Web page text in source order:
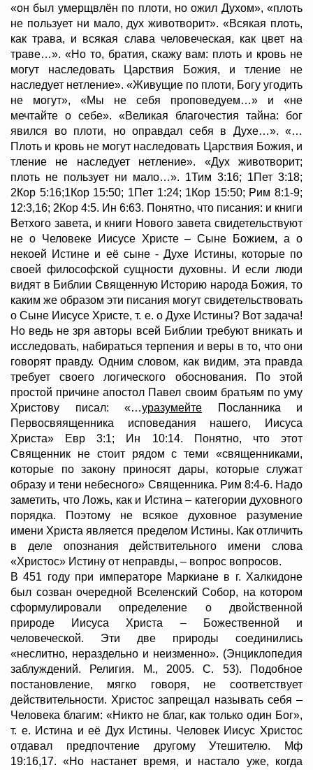
«он был умерщвлён по плоти, но ожил Духом», «плоть
не пользует ни мало, дух животворит». «Всякая плоть,
как трава, и всякая слава человеческая, как цвет на
траве…». «Но то, братия, скажу вам: плоть и кровь не
могут наследовать Царствия Божия, и тление не
наследует нетление». «Живущие по плоти, Богу угодить
не могут», «Мы не себя проповедуем…» и «не
мечтайте о себе». «Великая благочестия тайна: бог
явился во плоти, но оправдал себя в Духе…». «…
Плоть и кровь не могут наследовать Царствия Божия, и
тление не наследует нетление». «Дух животворит;
плоть не пользует ни мало…». 1Тим 3:16; 1Пет 3:18;
2Кор 5:16;1Кор 15:50; 1Пет 1:24; 1Кор 15:50; Рим 8:1-9;
12:3,16; 2Кор 4:5. Ин 6:63. Понятно, что писания: и книги
Ветхого завета, и книги Нового завета свидетельствуют
не о Человеке Иисусе Христе – Сыне Божием, а о
некоей Истине и её сыне - Духе Истины, которые по
своей философской сущности духовны. И если люди
видят в Библии Священную Историю народа Божия, то
каким же образом эти писания могут свидетельствовать
о Сыне Иисусе Христе, т. е. о Духе Истины? Вот задача!
Но ведь не зря авторы всей Библии требуют вникать и
исследовать, набираться терпения и веры в то, что они
говорят правду. Одним словом, как видим, эта правда
требует своего логического обоснования. По этой
простой причине апостол Павел своим братьям по уму
Христову писал: «…уразумейте Посланника и
Первосвяященника исповедания нашего, Иисуса
Христа» Евр 3:1; Ин 10:14. Понятно, что этот
Священник не стоит рядом с теми «священниками,
которые по закону приносят дары, которые служат
образу и тени небесного» Священника. Рим 8:4-6. Надо
заметить, что Ложь, как и Истина – категории духовного
порядка. Поэтому не всякое духовное разумение
имени Христа является пределом Истины. Как отличить
в деле опознания действительного имени слова
«Христос» Истину от неправды, – вопрос вопросов.
В 451 году при императоре Маркиане в г. Халкидоне
был созван очередной Вселенский Собор, на котором
сформулировали определение о двойственной
природе Иисуса Христа – Божественной и
человеческой. Эти две природы соединились
«неслитно, нераздельно и неизменно». (Энциклопедия
заблуждений. Религия. М., 2005. С. 53). Подобное
постановление, мягко говоря, не соответствует
действительности. Христос запрещал называть себя –
Человека благим: «Никто не благ, как только один Бог»,
т. е. Истина и её Дух Истины. Человек Иисус Христос
отдавал предпочтение другому Утешителю. Мф
19:16,17. «Но настанет время, и настало уже, когда